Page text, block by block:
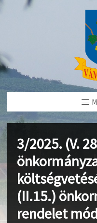
Skip
3/2025. (V.
(II.15.)
rendelet